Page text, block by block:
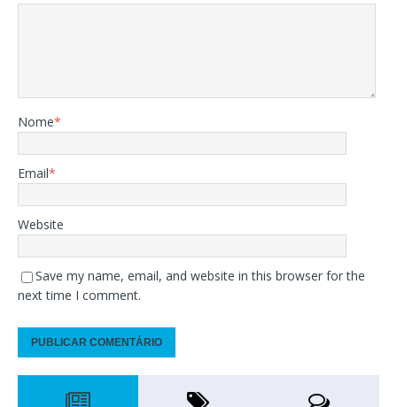
Nome*
Email*
Website
Save my name, email, and website in this browser for the
next time I comment.